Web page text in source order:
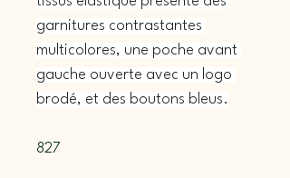
garnitures contrastantes
multicolores, une poche avant
gauche ouverte avec un logo
brodé, et des boutons bleus.
827